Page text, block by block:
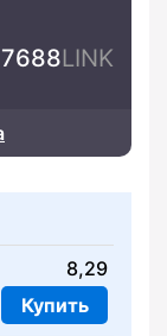
LINK
8,29
Купить